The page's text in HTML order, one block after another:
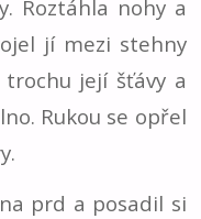
Roztáhla nohy a
jí mezi stehny
její šťávy a
Rukou se opřel
prd a posadil si